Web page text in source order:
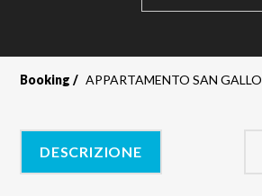
Booking APPARTAMENTO SAN GALLO
DESCRIZIONE